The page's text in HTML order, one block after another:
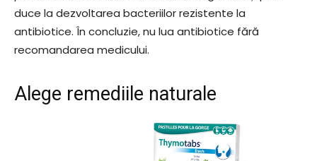
duce la dezvoltarea bacteriilor rezistente la
antibiotice. În concluzie, nu lua antibiotice fără
recomandarea medicului.
Alege remediile naturale